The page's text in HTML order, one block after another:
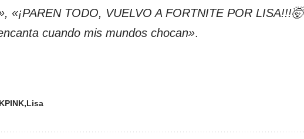
«¡PAREN TODO, VUELVO A FORTNITE POR LISA!!!🤯
cuando mis mundos chocan».
Lisa